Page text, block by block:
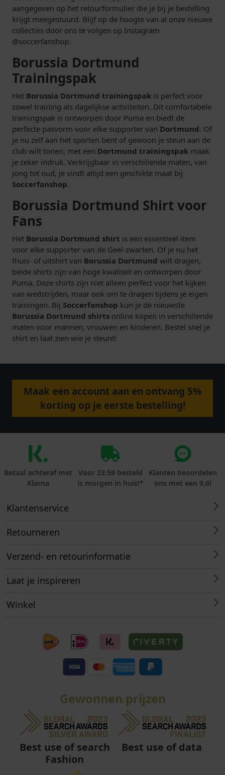
aangegeven op het retourformulier die je bij je bestelling
krijgt meegestuurd. Blijf op de hoogte van al onze nieuwe
collecties door ons te volgen op Instagram
@soccerfanshop.
Borussia Dortmund
Trainingspak
Het Borussia Dortmund trainingspak is perfect voor
zowel training als dagelijkse activiteiten. Dit comfortabele
trainingspak is ontworpen door Puma en biedt de
perfecte pasvorm voor elke supporter van Dortmund. Of
je nu zelf aan het sporten bent of gewoon je steun aan de
club wilt tonen, met een Dortmund trainingspak maak
je zeker indruk. Verkrijgbaar in verschillende maten, van
jong tot oud, je vindt altijd een geschikte maat bij
Soccerfanshop.
Borussia Dortmund Shirt voor
Fans
Het Borussia Dortmund shirt is een essentieel item
voor elke supporter van de Geel-zwarten. Of je nu het
thuis- of uitshirt van Borussia Dortmund wilt dragen,
beide shirts zijn van hoge kwaliteit en ontworpen door
Puma. Deze shirts zijn niet alleen perfect voor het kijken
van wedstrijden, maar ook om te dragen tijdens je eigen
trainingen. Bij Soccerfanshop kun je de nieuwste
Borussia Dortmund shirts online kopen in verschillende
maten voor mannen, vrouwen en kinderen. Bestel snel je
shirt en laat zien wie je steunt!
Maak een account aan en ontvang 5%
korting op je eerste bestelling!
Betaal achteraf met
Klarna
Voor 23:59 besteld
is morgen in huis!*
Klanten beoordelen
ons met een 9,6!
Klantenservice
Retourneren
Verzend- en retourinformatie
Laat je inspireren
Winkel
Gewonnen prijzen
Best use of search
Fashion
Best use of data